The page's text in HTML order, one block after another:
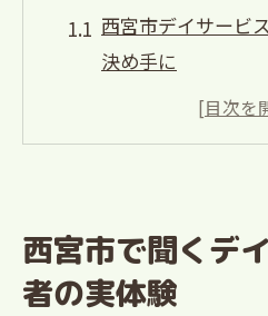
西宮市デイサービ
決め手に
実際の利用者の声
を比較
デイサービス利用
ごし方
西宮市で聞くデ
者の実体験